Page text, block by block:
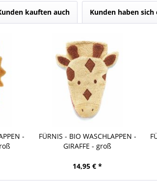
kauften auch Kunden haben sich
-
FÜRNIS - BIO WASCHLAPPEN -
GIRAFFE - groß
14,95 € *